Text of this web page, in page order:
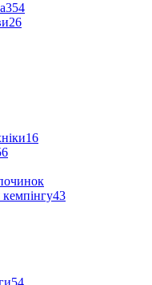
354
26
16
43
54